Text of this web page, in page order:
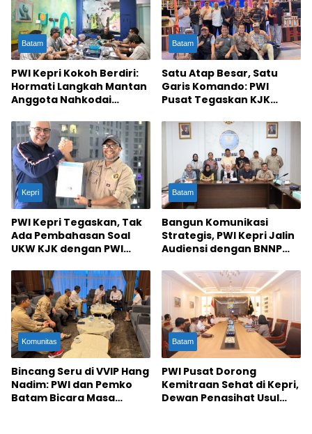
Batam
PWI Kepri Kokoh Berdiri:
Hormati Langkah Mantan
Anggota Nahkodai
Batam
Satu Atap Besar, Satu
Garis Komando: PWI
Pusat Tegaskan KJK
Kepri
Kepri
PWI Kepri Tegaskan, Tak
Ada Pembahasan Soal
UKW KJK dengan PWI
Batam
Bangun Komunikasi
Strategis, PWI Kepri Jalin
Audiensi dengan BNNP
Komunitas
Bincang Seru di VVIP Hang
Nadim: PWI dan Pemko
Batam Bicara Masa
Batam
PWI Pusat Dorong
Kemitraan Sehat di Kepri,
Dewan Penasihat Usul